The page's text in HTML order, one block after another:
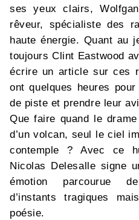
ses yeux clairs,
rêveur, spécialiste des
haute énergie. Quant au
toujours Clint Eastwood
écrire un article sur ces
ont quelques heures
de piste et prendre leur
Que faire quand le
d’un volcan, seul le ciel
contemple ? Avec ce
Nicolas Delesalle signe
émotion parcourue
d’instants tragiques
poésie.